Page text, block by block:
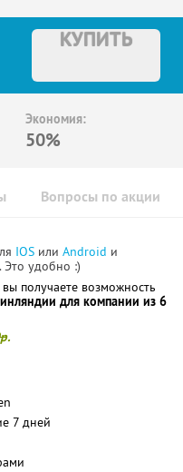
КУПИТЬ
Экономия:
50%
Вопросы по акции
IOS или Android и
Это удобно :)
получаете возможность
для компании из 6
.
7 дней